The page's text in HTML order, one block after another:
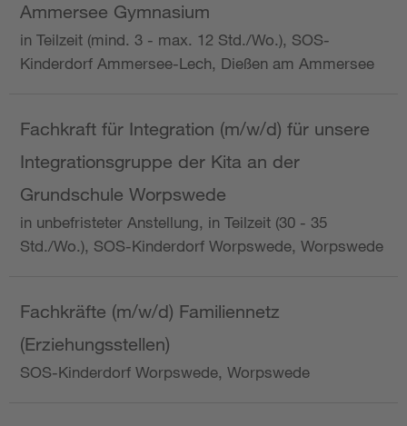
Ammersee Gymnasium
in Teilzeit (mind. 3 - max. 12 Std./Wo.), SOS-
Kinderdorf Ammersee-Lech, Dießen am Ammersee
Fachkraft für Integration (m/w/d) für unsere
Integrationsgruppe der Kita an der
Grundschule Worpswede
in unbefristeter Anstellung, in Teilzeit (30 - 35
Std./Wo.), SOS-Kinderdorf Worpswede, Worpswede
Fachkräfte (m/w/d) Familiennetz
(Erziehungsstellen)
SOS-Kinderdorf Worpswede, Worpswede